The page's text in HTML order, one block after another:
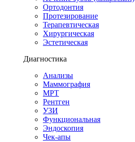
Ортодонтия
Протезирование
Терапевтическая
Хирургическая
Эстетическая
Диагностика
Анализы
Маммография
МРТ
Рентген
УЗИ
Функциональная
Эндоскопия
Чек-апы